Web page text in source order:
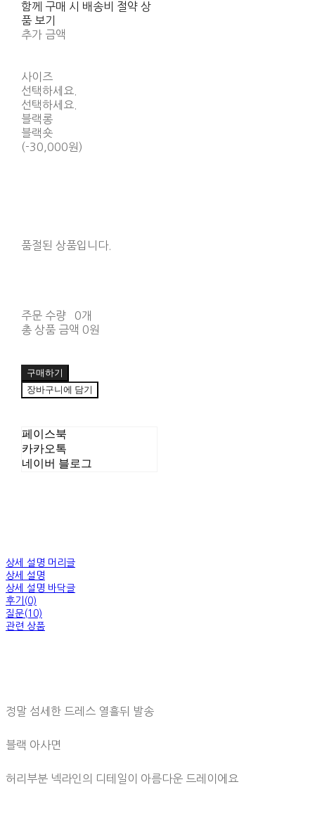
함께 구매 시 배송비 절약 상
품 보기
추가 금액
사이즈
선택하세요.
선택하세요.
블랙롱
블랙숏
(-30,000원)
품절된 상품입니다.
주문 수량
0개
총 상품 금액 0원
구매하기
장바구니에 담기
페이스북
카카오톡
네이버 블로그
상세 설명 머리글
상세 설명
상세 설명 바닥글
후기(0)
질문(10)
관련 상품
정말 섬세한 드레스 열흘뒤 발송
블랙 아사면
허리부분 넥라인의 디테일이 아름다운 드레이에요